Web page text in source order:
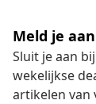
Meld je
Sluit je aan
wekelijkse
artikelen van